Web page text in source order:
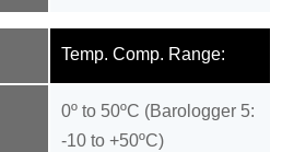
Temp. Comp. Range:
0º to 50ºC (Barologger 5:
-10 to +50ºC)